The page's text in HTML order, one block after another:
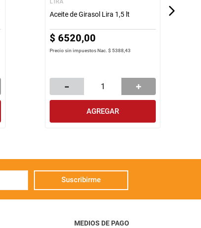
LIRA
Aceite de Girasol Lira 1,5 lt
$ 6520,00
Precio sin impuestos Nac.$ 5388,43
AGREGAR
Suscribirme
MEDIOS DE PAGO